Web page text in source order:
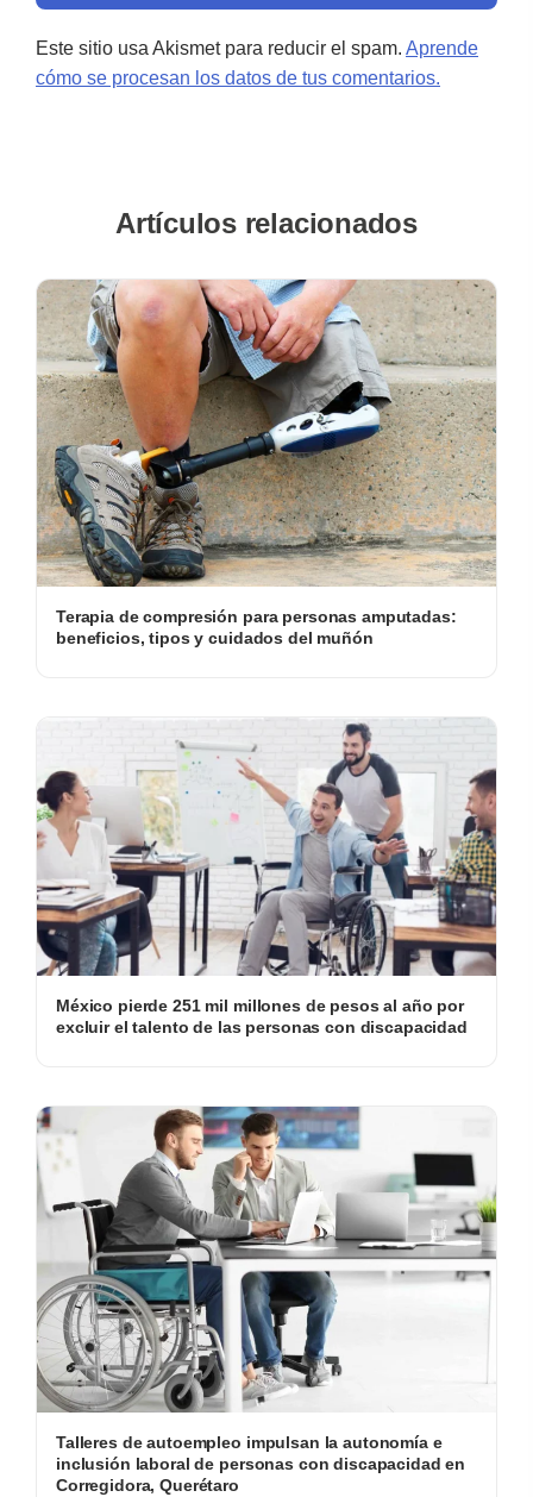
Este sitio usa Akismet para reducir el spam. Aprende
cómo se procesan los datos de tus comentarios.
Artículos relacionados
Terapia de compresión para personas amputadas:
beneficios, tipos y cuidados del muñón
México pierde 251 mil millones de pesos al año por
excluir el talento de las personas con discapacidad
Talleres de autoempleo impulsan la autonomía e
inclusión laboral de personas con discapacidad en
Corregidora, Querétaro